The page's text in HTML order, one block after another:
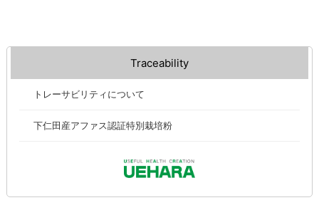
Traceability
トレーサビリティについて
下仁田産アファス認証特別栽培粉